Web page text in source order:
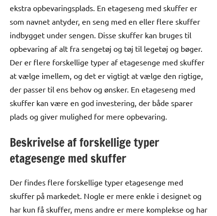
ekstra opbevaringsplads. En etageseng med skuffer er
som navnet antyder, en seng med en eller flere skuffer
indbygget under sengen. Disse skuffer kan bruges til
opbevaring af alt fra sengetøj og tøj til legetøj og bøger.
Der er flere forskellige typer af etagesenge med skuffer
at vælge imellem, og det er vigtigt at vælge den rigtige,
der passer til ens behov og ønsker. En etageseng med
skuffer kan være en god investering, der både sparer
plads og giver mulighed for mere opbevaring.
Beskrivelse af forskellige typer
etagesenge med skuffer
Der findes flere forskellige typer etagesenge med
skuffer på markedet. Nogle er mere enkle i designet og
har kun få skuffer, mens andre er mere komplekse og har